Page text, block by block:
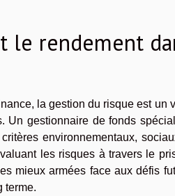
le rendement
la gestion du risque est
Un gestionnaire de fonds
environnementaux,
les risques à travers le
mieux armées face aux défis
terme.